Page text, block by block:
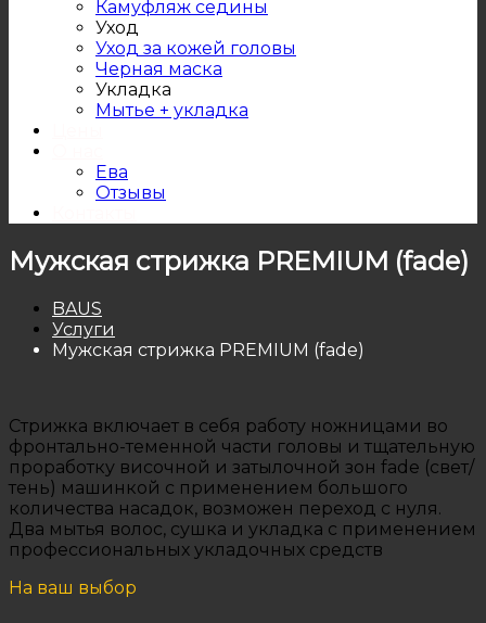
Камуфляж седины
Уход
Уход за кожей головы
Черная маска
Укладка
Мытье + укладка
Ева
Отзывы
Мужская стрижка PREMIUM (fade)
BAUS
Услуги
Мужская стрижка PREMIUM (fade)
Стрижка включает в себя работу ножницами во
фронтально-теменной части головы и тщательную
проработку височной и затылочной зон fade (свет/
тень) машинкой с применением большого
количества насадок, возможен переход с нуля.
Два мытья волос, сушка и укладка с применением
профессиональных укладочных средств
На ваш выбор